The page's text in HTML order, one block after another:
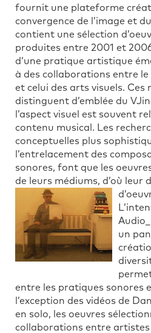
fournit une plateforme
convergence de l’image et
contient une sélection
produites entre 2001 et
d’une pratique artistique
à des collaborations entre le
et celui des arts visuels. Ces
distinguent d’emblée du
l’aspect visuel est souvent
contenu musical. Les
conceptuelles plus
l’entrelacement des
sonores, font que les
de leurs médiums, d’où leur
un
entre les pratiques sonores
l’exception des vidéos de
en solo, les oeuvres
collaborations entre artistes